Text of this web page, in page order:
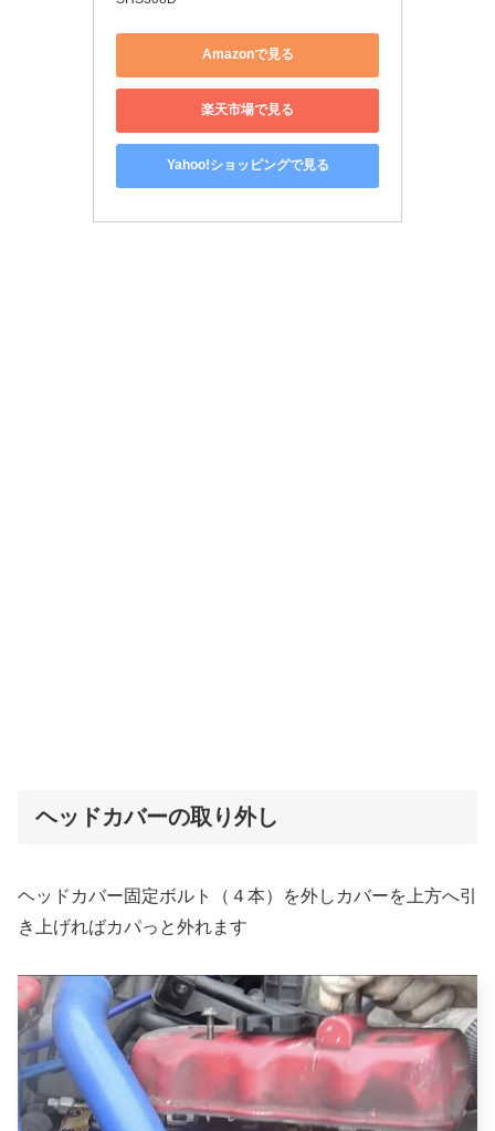
Amazonで見る
楽天市場で見る
Yahoo!ショッピングで見る
ヘッドカバーの取り外し
ヘッドカバー固定ボルト（４本）を外しカバーを上方へ引
き上げればカパっと外れます